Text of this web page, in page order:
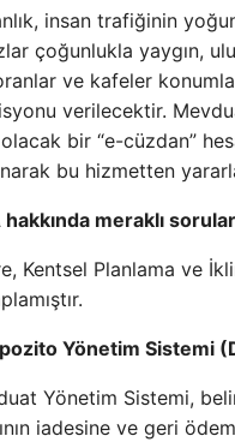
insan trafiğinin
çoğunlukla yaygın,
ve kafeler
verilecektir.
olacak bir “e-cüzdan”
bu hizmetten
hakkında meraklı
Kentsel Planlama ve
Yönetim Sistemi
Yönetim Sistemi,
iadesine ve geri